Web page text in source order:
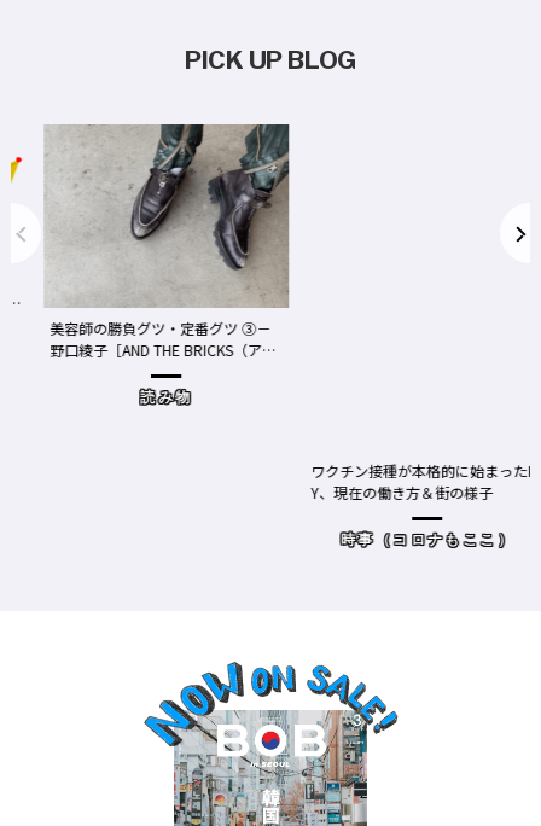
PICK UP BLOG
美容師の勝負グツ・定番グツ ③－
野口綾子［AND THE BRICKS（アン
ドザブリックス）／神奈川県鎌倉
読み物
ワクチン接種が本格的に始まったN
Y、現在の働き方＆街の様子
時事（コロナもここ）